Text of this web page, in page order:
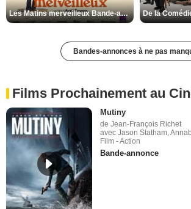
Les Matins merveilleux Bande-annonce VF
Bandes-annonces à ne pas
Films Prochainement au
Mutiny
de Jean-François Richet
avec Jason Statham,
Film - Action
Bande-annonce